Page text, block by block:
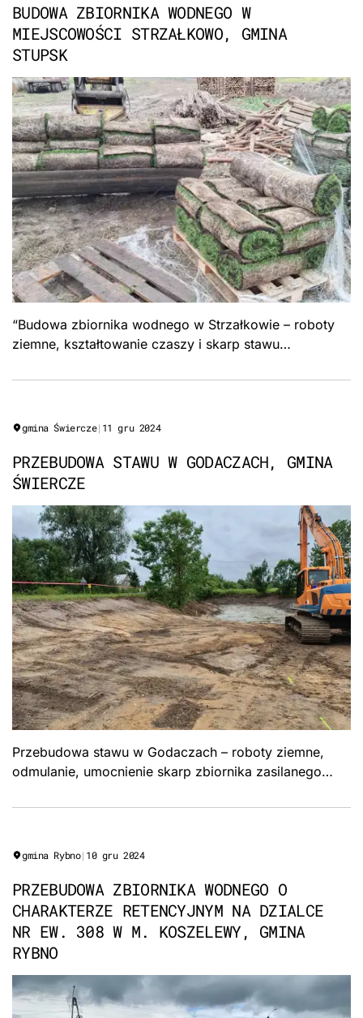
BUDOWA ZBIORNIKA WODNEGO W
MIEJSCOWOŚCI STRZAŁKOWO, GMINA
STUPSK
“Budowa zbiornika wodnego w Strzałkowie – roboty
ziemne, kształtowanie czaszy i skarp stawu
Stupsk.”
gmina Świercze| 11 gru 2024
PRZEBUDOWA STAWU W GODACZACH, GMINA
ŚWIERCZE
Przebudowa stawu w Godaczach – roboty ziemne,
odmulanie, umocnienie skarp zbiornika zasilanego
Gmina Świercze.
gmina Rybno| 10 gru 2024
PRZEBUDOWA ZBIORNIKA WODNEGO O
CHARAKTERZE RETENCYJNYM NA DZIALCE
NR EW. 308 W M. KOSZELEWY, GMINA
RYBNO